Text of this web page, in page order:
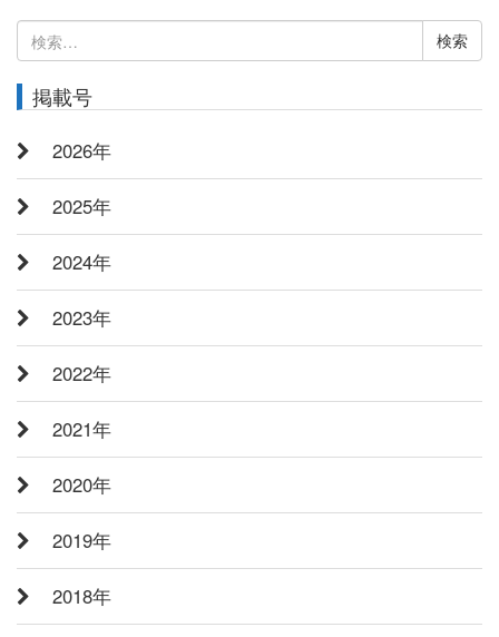
検
索:
掲載号
2026年
2025年
2024年
2023年
2022年
2021年
2020年
2019年
2018年